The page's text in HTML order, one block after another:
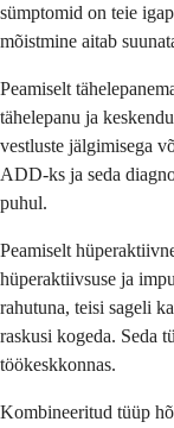
sümptomid on teie
mõistmine aitab
Peamiselt
tähelepanu ja
vestluste jälgimisega
ADD-ks ja seda
puhul.
Peamiselt
hüperaktiivsuse ja
rahutuna, teisi sageli
raskusi kogeda. Seda
töökeskkonnas.
Kombineeritud tüüp